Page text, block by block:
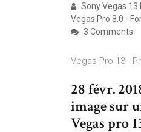
Sony Vegas
Vegas Pro 8.0 -
3 Comments
Vegas Pro 13 -
28 févr.
image sur
Vegas pro